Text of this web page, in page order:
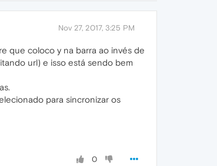
Nov 27, 2017, 3:25 PM
que coloco y na barra ao invés de
url) e isso está sendo bem
para sincronizar os
0